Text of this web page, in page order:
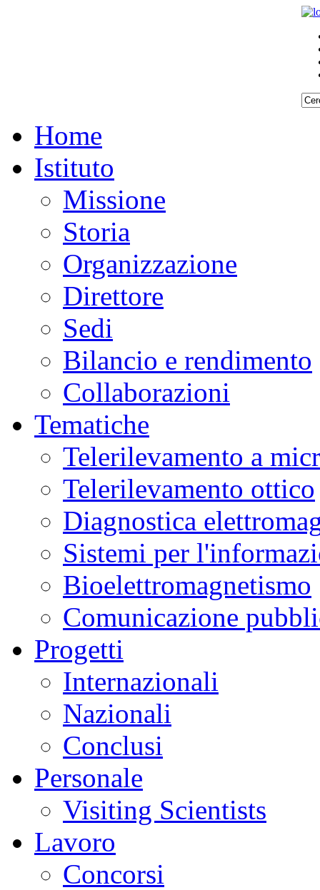
Home
Istituto
Missione
Storia
Organizzazione
Direttore
Sedi
Bilancio e rendimento
Collaborazioni
Tematiche
Telerilevamento a
Telerilevamento ottico
Diagnostica
Sistemi per
Bioelettromagnetismo
Comunicazione
Progetti
Internazionali
Nazionali
Conclusi
Personale
Visiting Scientists
Lavoro
Concorsi